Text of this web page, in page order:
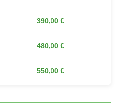
390,00 €
480,00 €
550,00 €